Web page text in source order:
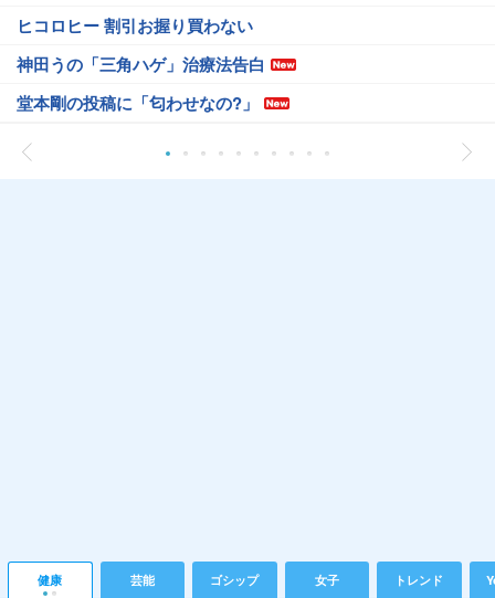
ヒコロヒー 割引お握り買わない
神田うの「三角ハゲ」治療法告白
堂本剛の投稿に「匂わせなの?」
健康 芸能 ゴシップ 女子 トレンド